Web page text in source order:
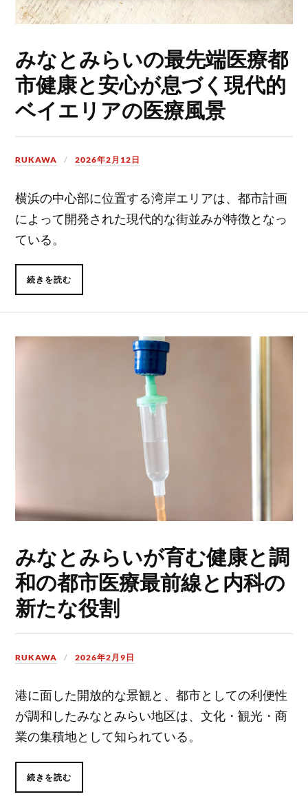
みなとみらいの最先端医療都
市健康と安心が息づく現代的
ベイエリアの医療風景
RUKAWA 2026年2月12日
横浜の中心部に位置する湾岸エリアは、都市計画
によって開発された現代的な街並みが特徴となっ
ている。
続きを読む
みなとみらいが育む健康と調
和の都市医療最前線と内科の
新たな役割
RUKAWA 2026年2月9日
港に面した開放的な景観と、都市としての利便性
が調和したみなとみらい地区は、文化・観光・商
業の集積地として知られている。
続きを読む